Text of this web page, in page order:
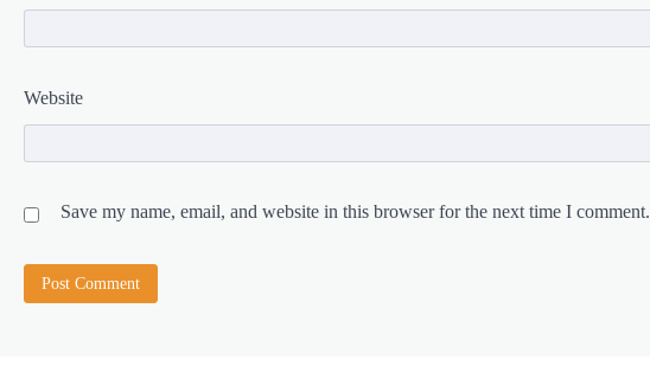
Website
Save my name, email, and website in this browser for the next time I comment.